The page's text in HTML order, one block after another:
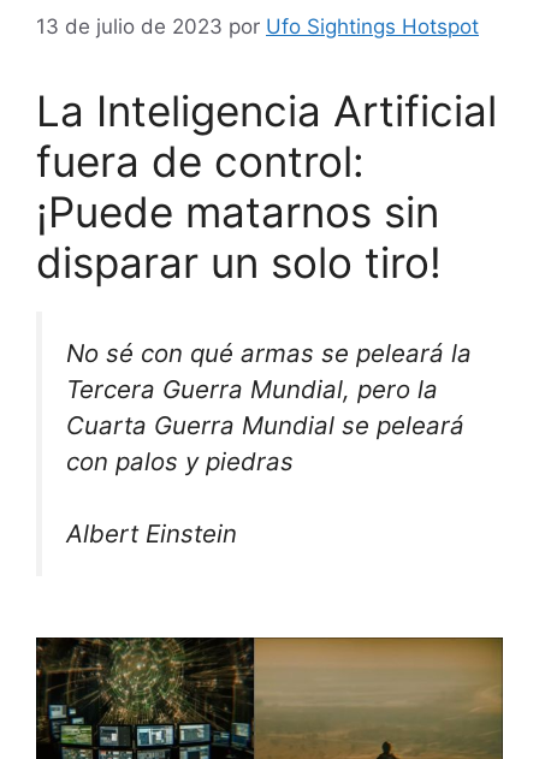
13 de julio de 2023 por Ufo Sightings Hotspot
La Inteligencia Artificial
fuera de control:
¡Puede matarnos sin
disparar un solo tiro!
No sé con qué armas se peleará la
Tercera Guerra Mundial, pero la
Cuarta Guerra Mundial se peleará
con palos y piedras
Albert Einstein